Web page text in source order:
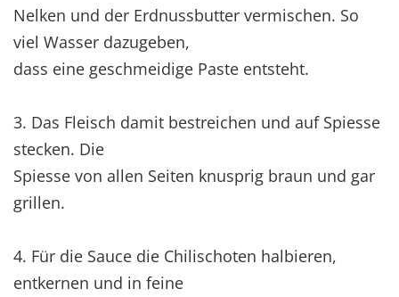
Nelken und der Erdnussbutter vermischen. So
viel Wasser dazugeben,
dass eine geschmeidige Paste entsteht.
3. Das Fleisch damit bestreichen und auf Spiesse
stecken. Die
Spiesse von allen Seiten knusprig braun und gar
grillen.
4. Für die Sauce die Chilischoten halbieren,
entkernen und in feine